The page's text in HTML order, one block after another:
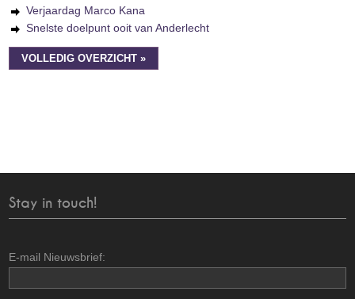
Verjaardag Marco Kana
Snelste doelpunt ooit van Anderlecht
VOLLEDIG OVERZICHT »
Stay in touch!
E-mail Nieuwsbrief: